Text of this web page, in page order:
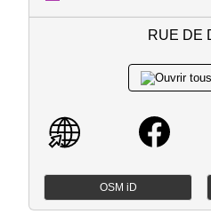
RUE DE
OSM iD